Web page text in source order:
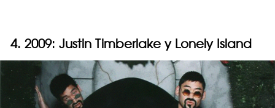
4. 2009: Justin Timberlake y Lonely Island